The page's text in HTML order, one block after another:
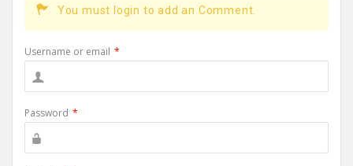
You must login to add an Comment.
Username or email *
Password *